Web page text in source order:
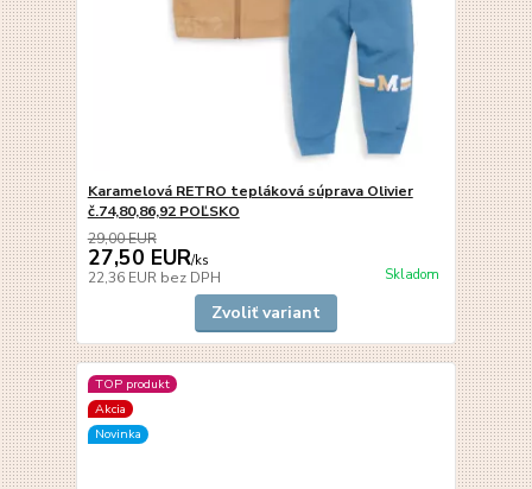
Karamelová RETRO tepláková súprava Olivier
č.74,80,86,92 POĽSKO
29,00 EUR
27,50 EUR/ks
22,36 EUR bez DPH Skladom
Zvoliť variant
TOP produkt
Akcia
Novinka